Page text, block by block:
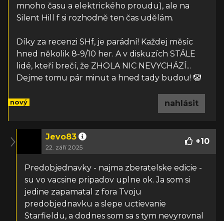
mnoho času a elektrického proudu), ale na
Silent Hill f si rozhodně ten čas udělám.
Díky za recenzi SHf, je parádní! Každej měsíc
hned několik 8-9/10 her. A v diskuzích STÁLE
lidé, kteří brečí, že ZHOLA NIC NEVYCHÁZÍ...
Dejme tomu pár minut a hned tady budou! 🤡
nový nahlásit
Jevo83
22. září 2025
+10
Predobjednavky - najma zberatelske edicie -
su vo vacsine pripadov uplne ok. Ja som si
jedine zapamatal z fora Tvoju
predobjednavku a slepe uctievanie
Starfieldu, a dodnes som sa s tym nevyrovnal